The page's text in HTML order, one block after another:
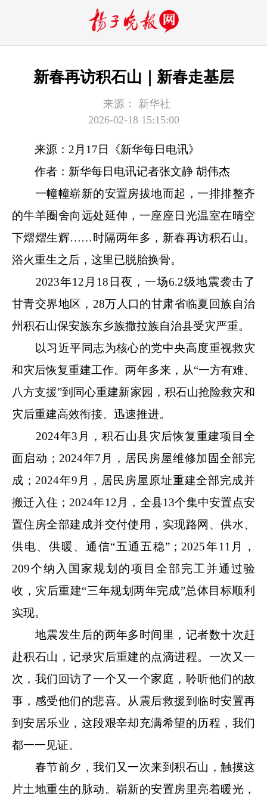
新春再访积石山｜新春走基层
来源：
新华社
2026-02-18 15:15:00
来源：2月17日《新华每日电讯》
作者：新华每日电讯记者张文静 胡伟杰
一幢幢崭新的安置房拔地而起，一排排整齐
的牛羊圈舍向远处延伸，一座座日光温室在晴空
下熠熠生辉……时隔两年多，新春再访积石山。
浴火重生之后，这里已脱胎换骨。
2023年12月18日夜，一场6.2级地震袭击了
甘青交界地区，28万人口的甘肃省临夏回族自治
州积石山保安族东乡族撒拉族自治县受灾严重。
以习近平同志为核心的党中央高度重视救灾
和灾后恢复重建工作。两年多来，从“一方有难、
八方支援”到同心重建新家园，积石山抢险救灾和
灾后重建高效衔接、迅速推进。
2024年3月，积石山县灾后恢复重建项目全
面启动；2024年7月，居民房屋维修加固全部完
成；2024年9月，居民房屋原址重建全部完成并
搬迁入住；2024年12月，全县13个集中安置点安
置住房全部建成并交付使用，实现路网、供水、
供电、供暖、通信“五通五稳”；2025年11月，
209个纳入国家规划的项目全部完工并通过验
收，灾后重建“三年规划两年完成”总体目标顺利
实现。
地震发生后的两年多时间里，记者数十次赶
赴积石山，记录灾后重建的点滴进程。一次又一
次，我们回访了一个又一个家庭，聆听他们的故
事，感受他们的悲喜。从震后救援到临时安置再
到安居乐业，这段艰辛却充满希望的历程，我们
都一一见证。
春节前夕，我们又一次来到积石山，触摸这
片土地重生的脉动。崭新的安置房里亮着暖光，